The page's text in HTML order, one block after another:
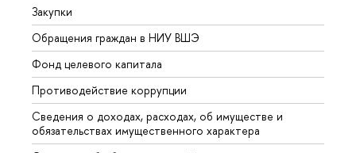
Закупки
Обращения граждан в НИУ ВШЭ
Фонд целевого капитала
Противодействие коррупции
Сведения о доходах, расходах, об имуществе и
обязательствах имущественного характера